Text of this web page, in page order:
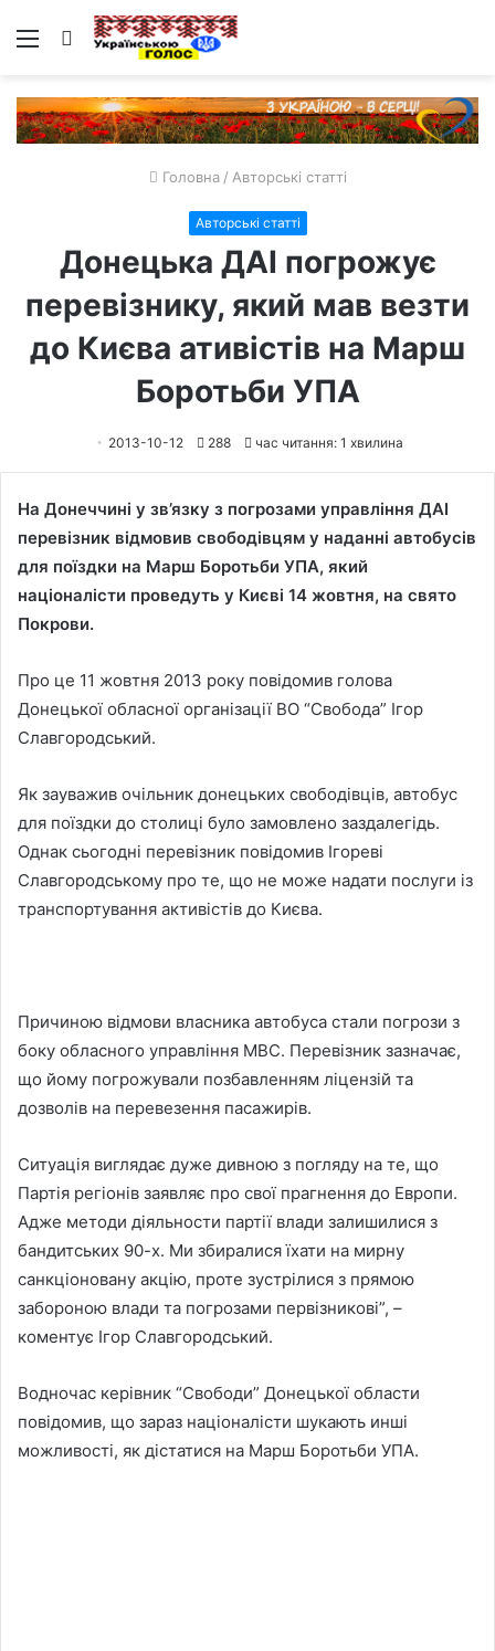
Меню Пошук
Головна / Авторські статті
Авторські статті
Донецька ДАІ погрожує
перевізнику, який мав везти
до Києва ативістів на Марш
Боротьби УПА
2013-10-12 288 час читання: 1 хвилина
На Донеччині у зв’язку з погрозами управління ДАІ
перевізник відмовив свободівцям у наданні автобусів
для поїздки на Марш Боротьби УПА, який
націоналісти проведуть у Києві 14 жовтня, на свято
Покрови.
Про це 11 жовтня 2013 року повідомив голова
Донецької обласної організації ВО “Свобода” Ігор
Славгородський.
Як зауважив очільник донецьких свободівців, автобус
для поїздки до столиці було замовлено заздалегідь.
Однак сьогодні перевізник повідомив Ігореві
Славгородському про те, що не може надати послуги із
транспортування активістів до Києва.
Причиною відмови власника автобуса стали погрози з
боку обласного управління МВС. Перевізник зазначає,
що йому погрожували позбавленням ліцензій та
дозволів на перевезення пасажирів.
Ситуація виглядає дуже дивною з погляду на те, що
Партія регіонів заявляє про свої прагнення до Европи.
Адже методи діяльности партії влади залишилися з
бандитських 90-х. Ми збиралися їхати на мирну
санкціоновану акцію, проте зустрілися з прямою
забороною влади та погрозами первізникові”, –
коментує Ігор Славгородський.
Водночас керівник “Свободи” Донецької области
повідомив, що зараз націоналісти шукають инші
можливості, як дістатися на Марш Боротьби УПА.